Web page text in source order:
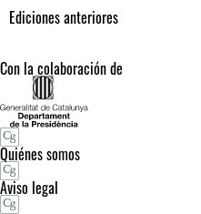
Ediciones anteriores
Con la colaboración de
Quiénes somos
Aviso legal